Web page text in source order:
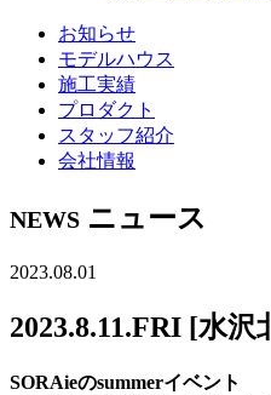
お知らせ
モデルハウス
施工実績
プロダクト
スタッフ紹介
会社情報
NEWS ニュース
2023.08.01
2023.8.11.FRI [水沢
SORAieのsummerイベント